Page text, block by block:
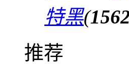
特黑(
推荐